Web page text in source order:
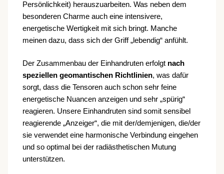
Persönlichkeit) herauszuarbeiten. Was neben dem
besonderen Charme auch eine intensivere,
energetische Wertigkeit mit sich bringt. Manche
meinen dazu, dass sich der Griff „lebendig“ anfühlt.
Der Zusammenbau der Einhandruten erfolgt nach
speziellen geomantischen Richtlinien, was dafür
sorgt, dass die Tensoren auch schon sehr feine
energetische Nuancen anzeigen und sehr „spürig“
reagieren. Unsere Einhandruten sind somit sensibel
reagierende „Anzeiger“, die mit der/demjenigen, die/der
sie verwendet eine harmonische Verbindung eingehen
und so optimal bei der radiästhetischen Mutung
unterstützen.